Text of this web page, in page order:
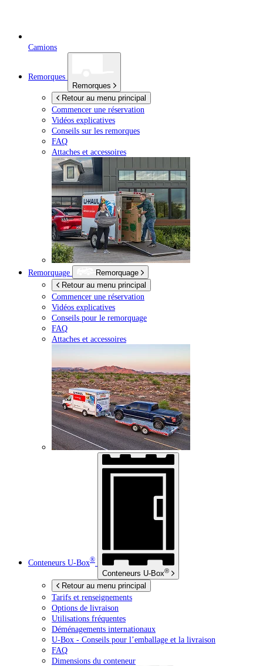
Camions
Remorques
Remorques
Retour au menu principal
Commencer une réservation
Vidéos explicatives
Conseils sur les remorques
FAQ
Attaches et accessoires
Remorquage
Remorquage
Retour au menu principal
Commencer une réservation
Vidéos explicatives
Conseils pour le remorquage
FAQ
Attaches et accessoires
Conteneurs U-Box®
Conteneurs U-Box®
Retour au menu principal
Tarifs et renseignements
Options de livraison
Utilisations fréquentes
Déménagements internationaux
U-Box - Conseils pour l’emballage et la livraison
FAQ
Dimensions du conteneur